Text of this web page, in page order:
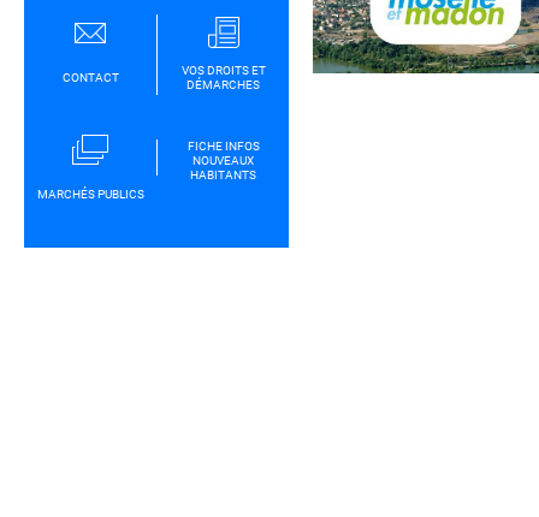
CONTACT
VOS DROITS ET
DÉMARCHES
MARCHÉS PUBLICS
FICHE INFOS
NOUVEAUX
HABITANTS